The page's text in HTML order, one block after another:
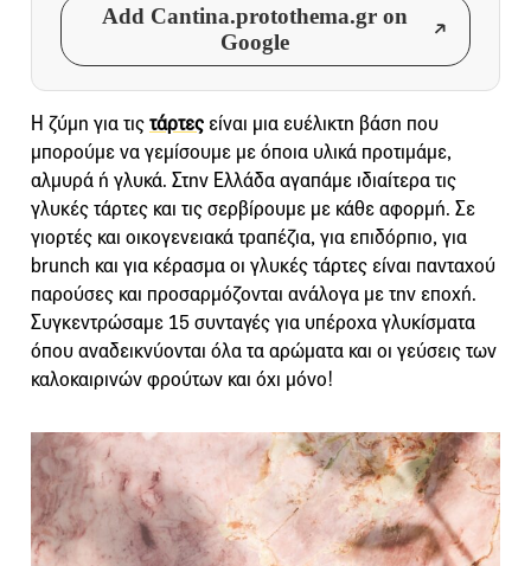
Add Cantina.protothema.gr on
Google
Η ζύμη για τιςτάρτες είναι μια ευέλικτη βάση που
μπορούμε να γεμίσουμε με όποια υλικά προτιμάμε,
αλμυρά ή γλυκά. Στην Ελλάδα αγαπάμε ιδιαίτερα τις
γλυκές τάρτες και τις σερβίρουμε με κάθε αφορμή. Σε
γιορτές και οικογενειακά τραπέζια, για επιδόρπιο, για
brunch και για κέρασμα οι γλυκές τάρτες είναι πανταχού
παρούσες και προσαρμόζονται ανάλογα με την εποχή.
Συγκεντρώσαμε 15 συνταγές για υπέροχα γλυκίσματα
όπου αναδεικνύονται όλα τα αρώματα και οι γεύσεις των
καλοκαιρινών φρούτων και όχι μόνο!